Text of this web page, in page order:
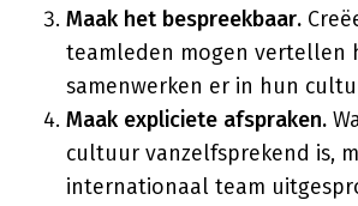
Maak het bespreekbaar.
teamleden mogen vertellen
samenwerken er in hun
Maak expliciete afspraken.
cultuur vanzelfsprekend is,
internationaal team